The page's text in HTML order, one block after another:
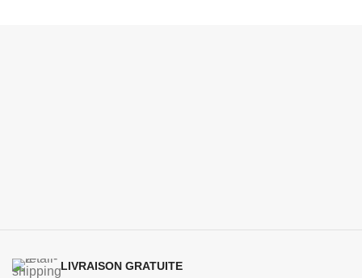
LIVRAISON GRATUITE